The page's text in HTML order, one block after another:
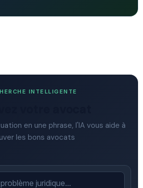
INTELLIGENTE
en une phrase, l'IA vous aide à
les bons avocats